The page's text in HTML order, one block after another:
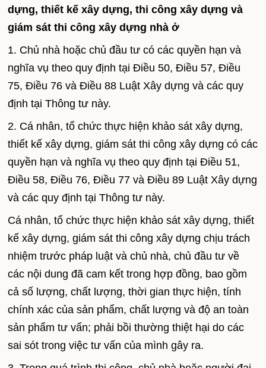
dựng, thiết kế xây dựng, thi công xây dựng và
giám sát thi công xây dựng nhà ở
1. Chủ nhà hoặc chủ đầu tư có các quyền hạn và
nghĩa vụ theo quy định tại Điều 50, Điều 57, Điều
75, Điều 76 và Điều 88 Luật Xây dựng và các quy
định tại Thông tư này.
2. Cá nhân, tổ chức thực hiện khảo sát xây dựng,
thiết kế xây dựng, giám sát thi công xây dựng có các
quyền hạn và nghĩa vụ theo quy định tại Điều 51,
Điều 58, Điều 76, Điều 77 và Điều 89 Luật Xây dựng
và các quy định tại Thông tư này.
Cá nhân, tổ chức thực hiện khảo sát xây dựng, thiết
kế xây dựng, giám sát thi công xây dựng chịu trách
nhiệm trước pháp luật và chủ nhà, chủ đầu tư về
các nội dung đã cam kết trong hợp đồng, bao gồm
cả số lượng, chất lượng, thời gian thực hiện, tính
chính xác của sản phẩm, chất lượng và độ an toàn
sản phẩm tư vấn; phải bồi thường thiệt hại do các
sai sót trong việc tư vấn của mình gây ra.